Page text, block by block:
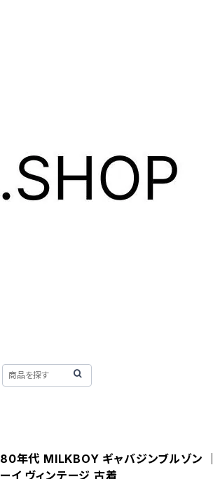
80年代 MILKBOY ギャバジンブルゾン ｜
ーイ ヴィンテージ 古着